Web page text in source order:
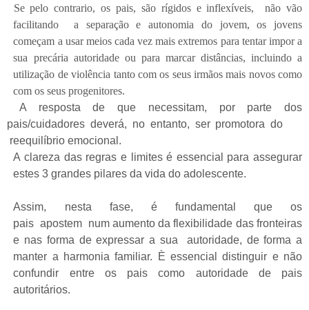
Se pelo contrario, os pais, são rígidos e inflexíveis, não vão
facilitando a separação e autonomia do jovem, os jovens
começam a usar meios cada vez mais extremos para tentar impor a
sua precária autoridade ou para marcar distâncias, incluindo a
utilização de violência tanto com os seus irmãos mais novos como
com os seus progenitores.
A resposta de que necessitam, por parte dos
pais/cuidadores deverá, no entanto, ser promotora do
reequilíbrio emocional.
A clareza das regras e limites é essencial para assegurar
estes 3 grandes pilares da vida do adolescente.
Assim, nesta fase, é fundamental que os
pais apostem num aumento da flexibilidade das fronteiras
e nas forma de expressar a sua autoridade, de forma a
manter a harmonia familiar. È essencial distinguir e não
confundir entre os pais como autoridade de pais
autoritários.